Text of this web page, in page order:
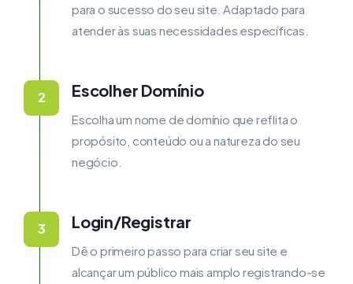
para o sucesso do seu site. Adaptado para
atender às suas necessidades específicas.
Escolher Domínio
Escolha um nome de domínio que reflita o
propósito, conteúdo ou a natureza do seu
negócio.
Login/Registrar
Dê o primeiro passo para criar seu site e
alcançar um público mais amplo registrando-se